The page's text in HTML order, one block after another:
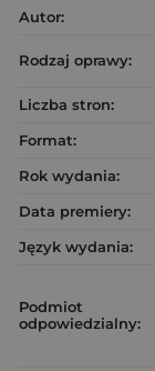
Autor:
Rodzaj oprawy:
Liczba stron:
Format:
Rok wydania:
Data premiery:
Język wydania:
Podmiot
odpowiedzialny: